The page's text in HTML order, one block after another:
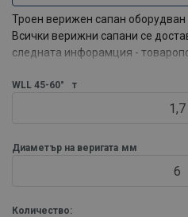
Троен верижен сапан оборудван
Всички верижни сапани се
следната инфорамция -
Забележка! Дължината на
WLL 45-60° т
1,7
Диаметър на веригата мм
6
Количество: